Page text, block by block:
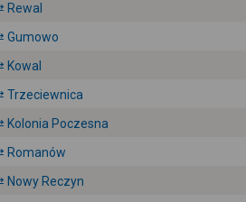
Rewal
Gumowo
Kowal
Trzeciewnica
Kolonia Poczesna
Romanów
Nowy Reczyn